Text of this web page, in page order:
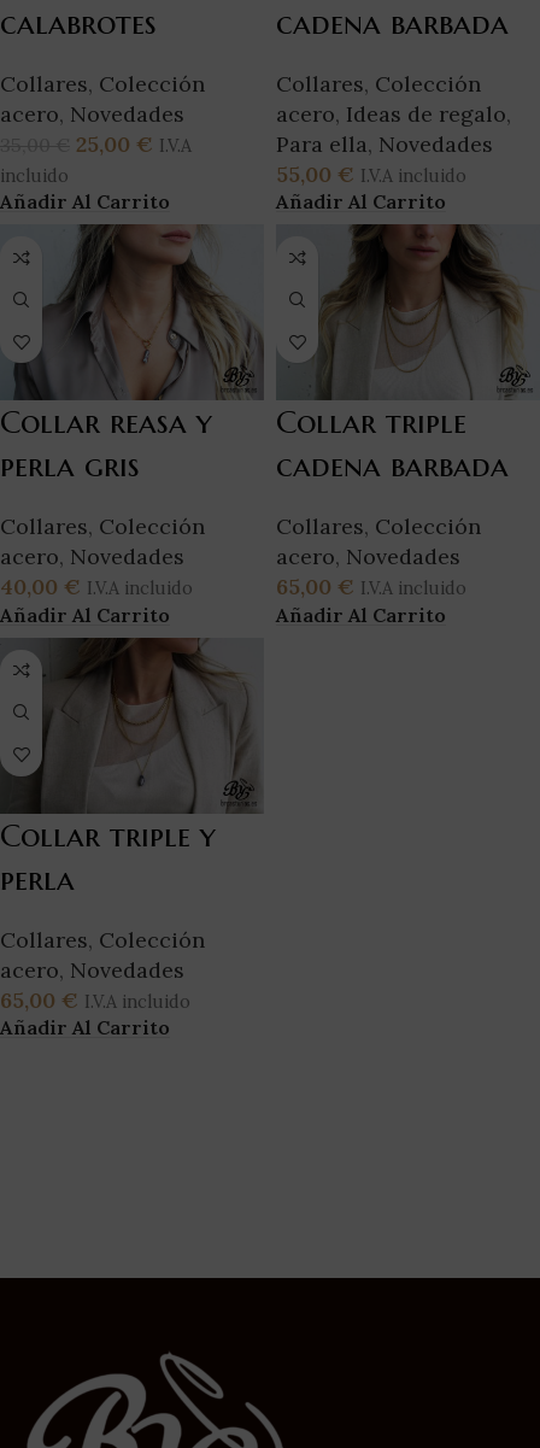
calabrotes
Collares, Colección
acero, Novedades
25,00 € I.V.A
incluido
Añadir Al Carrito
cadena barbada
Collares, Colección
acero, Ideas de regalo,
Para ella, Novedades
55,00 € I.V.A incluido
Añadir Al Carrito
Collar reasa y
perla gris
Collares, Colección
acero, Novedades
40,00 € I.V.A incluido
Añadir Al Carrito
Collar triple
cadena barbada
Collares, Colección
acero, Novedades
65,00 € I.V.A incluido
Añadir Al Carrito
Collar triple y
perla
Collares, Colección
acero, Novedades
65,00 € I.V.A incluido
Añadir Al Carrito